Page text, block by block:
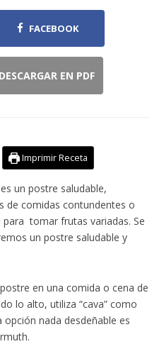
FACEBOOK
DESCARGAR EN PDF
Imprimir Receta
es un postre saludable,
de comidas contundentes o
tomar frutas variadas. Se
un postre saludable y
en una comida o cena de
lo alto, utiliza “cava” como
nada desdeñable es